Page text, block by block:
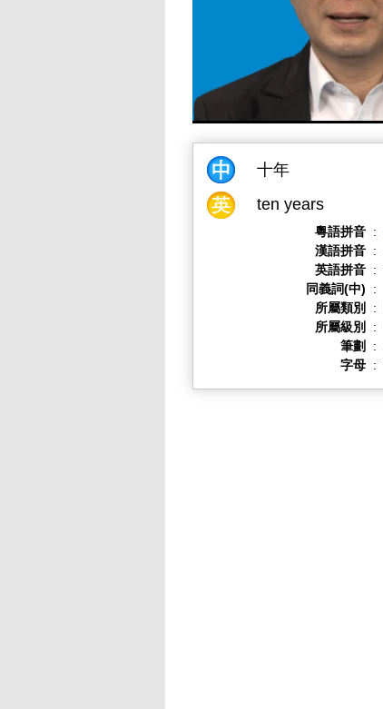
十年
ten years
粵語拼音 :
漢語拼音 :
英語拼音 :
同義詞(中)
:
所屬類別
:
所屬級別
:
筆劃
:
字母 :